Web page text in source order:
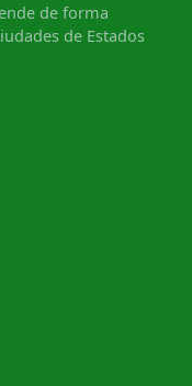
de forma
de Estados